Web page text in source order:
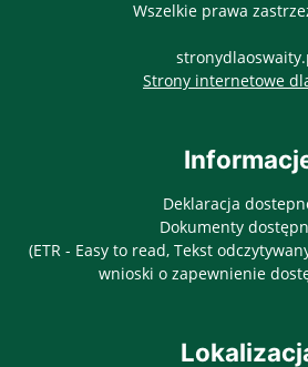
Wszelkie prawa
Strony internetowe
Deklaracja
Dokumenty
(ETR - Easy to read, Tekst
wnioski o zapewnienie